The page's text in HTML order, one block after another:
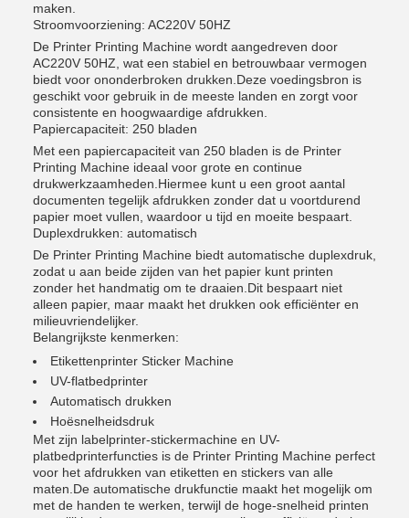
maken.
Stroomvoorziening: AC220V 50HZ
De Printer Printing Machine wordt aangedreven door
AC220V 50HZ, wat een stabiel en betrouwbaar vermogen
biedt voor ononderbroken drukken.Deze voedingsbron is
geschikt voor gebruik in de meeste landen en zorgt voor
consistente en hoogwaardige afdrukken.
Papiercapaciteit: 250 bladen
Met een papiercapaciteit van 250 bladen is de Printer
Printing Machine ideaal voor grote en continue
drukwerkzaamheden.Hiermee kunt u een groot aantal
documenten tegelijk afdrukken zonder dat u voortdurend
papier moet vullen, waardoor u tijd en moeite bespaart.
Duplexdrukken: automatisch
De Printer Printing Machine biedt automatische duplexdruk,
zodat u aan beide zijden van het papier kunt printen
zonder het handmatig om te draaien.Dit bespaart niet
alleen papier, maar maakt het drukken ook efficiënter en
milieuvriendelijker.
Belangrijkste kenmerken:
Etikettenprinter Sticker Machine
UV-flatbedprinter
Automatisch drukken
Hoësnelheidsdruk
Met zijn labelprinter-stickermachine en UV-
platbedprinterfuncties is de Printer Printing Machine perfect
voor het afdrukken van etiketten en stickers van alle
maten.De automatische drukfunctie maakt het mogelijk om
met de handen te werken, terwijl de hoge-snelheid printen